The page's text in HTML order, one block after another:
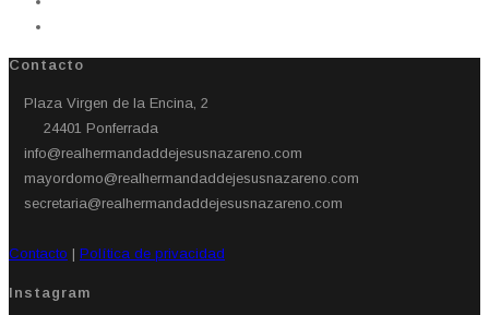
Contacto
Plaza Virgen de la Encina, 2
24401 Ponferrada​
info@realhermandaddejesusnazareno.com
mayordomo@realhermandaddejesusnazareno.com
secretaria@realhermandaddejesusnazareno.com
Contacto | Política de privacidad
Instagram